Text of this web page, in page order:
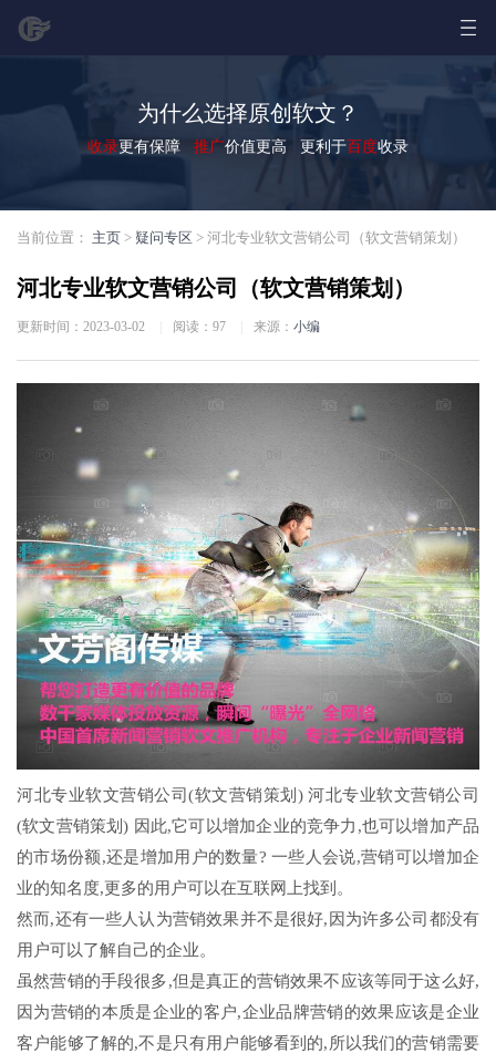
为什么选择原创软文？
收录更有保障 推广价值更高 更利于百度收录
当前位置： 主页 > 疑问专区 > 河北专业软文营销公司（软文营销策划）
河北专业软文营销公司（软文营销策划）
更新时间：2023-03-02 阅读： 97 来源： 小编
河北专业软文营销公司(软文营销策划) 河北专业软文营销公司
(软文营销策划) 因此,它可以增加企业的竞争力,也可以增加产品
的市场份额,还是增加用户的数量? 一些人会说,营销可以增加企
业的知名度,更多的用户可以在互联网上找到。
然而,还有一些人认为营销效果并不是很好,因为许多公司都没有
用户可以了解自己的企业。
虽然营销的手段很多,但是真正的营销效果不应该等同于这么好,
因为营销的本质是企业的客户,企业品牌营销的效果应该是企业
客户能够了解的,不是只有用户能够看到的,所以我们的营销需要